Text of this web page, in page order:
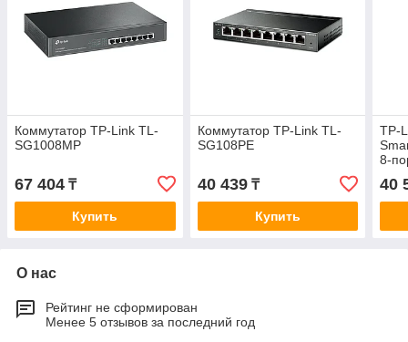
Коммутатор TP-Link TL-
SG1008MP
67 404 ₸
Купить
Коммутатор TP-Link TL-
SG108PE
40 439₸
Купить
TP-
40
О нас
Рейтинг не сформирован
Менее 5 отзывов за последний год